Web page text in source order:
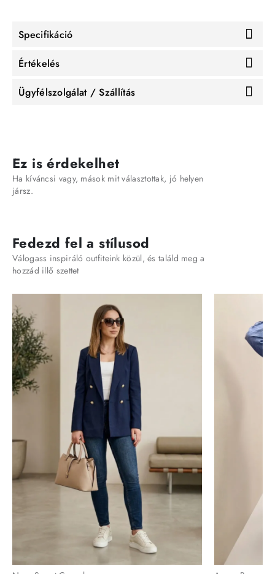
Specifikáció
Értékelés
Ügyfélszolgálat / Szállítás
Ez is érdekelhet
Ha kíváncsi vagy, mások mit választottak, jó helyen
jársz.
Fedezd fel a stílusod
Válogass inspiráló outfiteink közül, és találd meg a
hozzád illő szettet